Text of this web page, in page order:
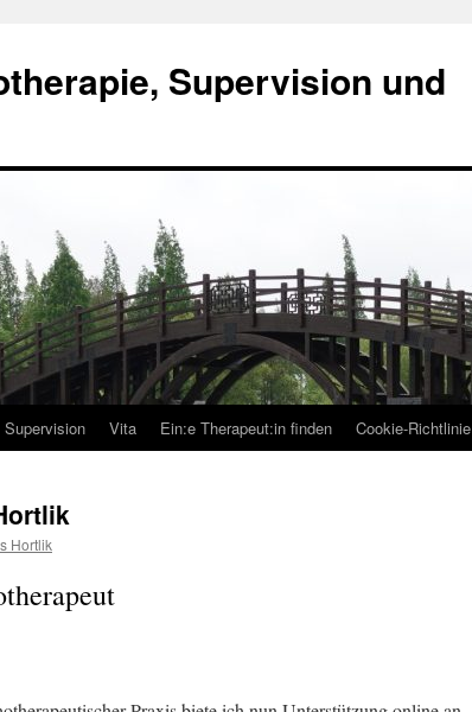
Supervision und
Supervision Vita Ein:e Therapeut:in finden Cookie-Richtlinie
Hortlik